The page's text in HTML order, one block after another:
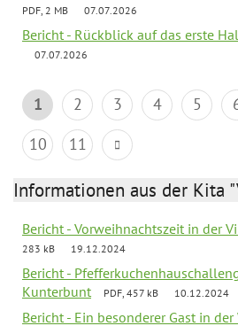
PDF, 2 MB 07.07.2026
Bericht - Rückblick auf das erste
07.07.2026
1 2 3 4 5
10
11
Informationen aus der Kita
Bericht - Vorweihnachtszeit in der
283 kB
19.12.2024
Bericht -
Kunterbunt
PDF, 457 kB 10.12.2024
Bericht - Ein besonderer Gast in